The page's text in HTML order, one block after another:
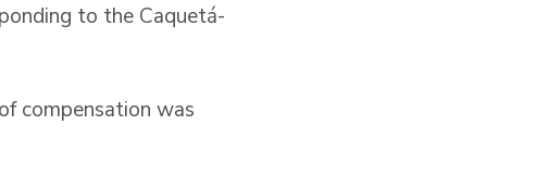
to the Caquetá-
compensation was